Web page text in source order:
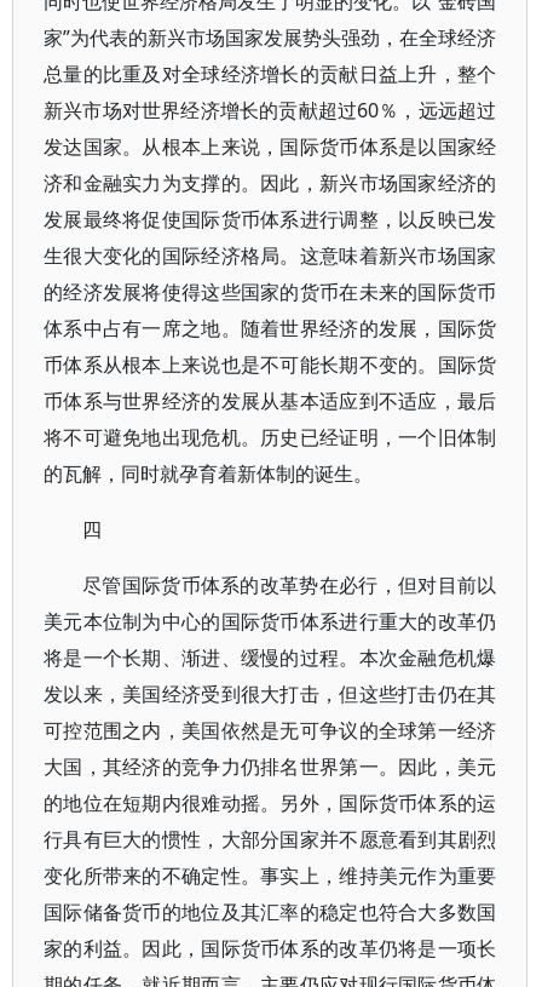
家”为代表的新兴市场国家发展势头强劲，在全球经济
总量的比重及对全球经济增长的贡献日益上升，整个
新兴市场对世界经济增长的贡献超过60％，远远超过
发达国家。从根本上来说，国际货币体系是以国家经
济和金融实力为支撑的。因此，新兴市场国家经济的
发展最终将促使国际货币体系进行调整，以反映已发
生很大变化的国际经济格局。这意味着新兴市场国家
的经济发展将使得这些国家的货币在未来的国际货币
体系中占有一席之地。随着世界经济的发展，国际货
币体系从根本上来说也是不可能长期不变的。国际货
币体系与世界经济的发展从基本适应到不适应，最后
将不可避免地出现危机。历史已经证明，一个旧体制
的瓦解，同时就孕育着新体制的诞生。
四
尽管国际货币体系的改革势在必行，但对目前以
美元本位制为中心的国际货币体系进行重大的改革仍
将是一个长期、渐进、缓慢的过程。本次金融危机爆
发以来，美国经济受到很大打击，但这些打击仍在其
可控范围之内，美国依然是无可争议的全球第一经济
大国，其经济的竞争力仍排名世界第一。因此，美元
的地位在短期内很难动摇。另外，国际货币体系的运
行具有巨大的惯性，大部分国家并不愿意看到其剧烈
变化所带来的不确定性。事实上，维持美元作为重要
国际储备货币的地位及其汇率的稳定也符合大多数国
家的利益。因此，国际货币体系的改革仍将是一项长